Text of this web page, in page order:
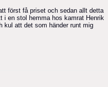
först få priset och sedan allt detta
i en stol hemma hos kamrat Henrik
att det som händer runt mig